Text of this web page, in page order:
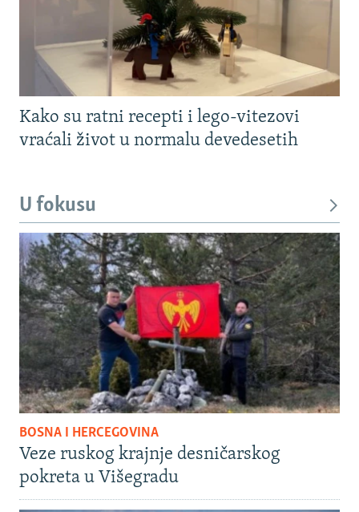
Kako su ratni recepti i lego-vitezovi
vraćali život u normalu devedesetih
U fokusu
BOSNA I HERCEGOVINA
Veze ruskog krajnje desničarskog
pokreta u Višegradu